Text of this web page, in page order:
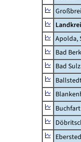
Apolda,
Bad
Bad
Buchfart